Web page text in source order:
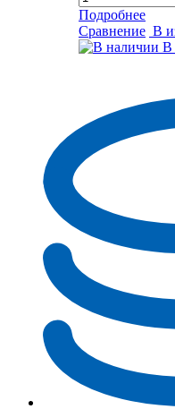
Подробнее
Сравнение В
В